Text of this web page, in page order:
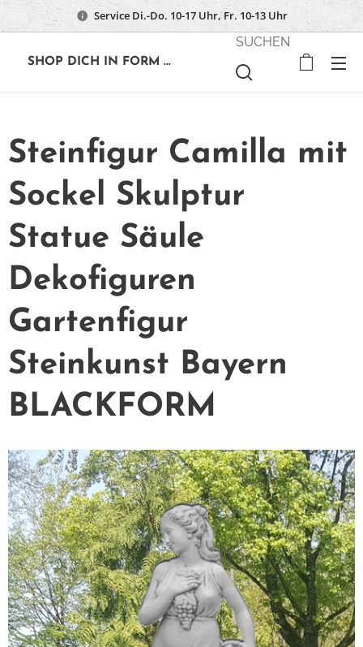
Service Di.-Do. 10-17 Uhr, Fr. 10-13 Uhr
SHOP DICH IN FORM ...
SUCHEN
Steinfigur Camilla mit
Sockel Skulptur
Statue Säule
Dekofiguren
Gartenfigur
Steinkunst Bayern
BLACKFORM